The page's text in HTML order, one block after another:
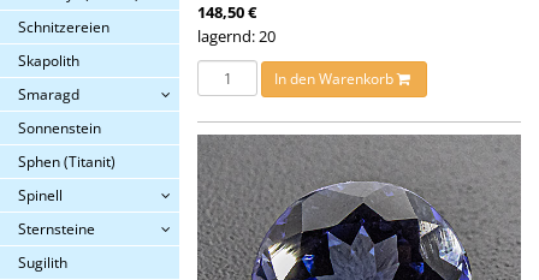
Schnitzereien
Skapolith
Smaragd
Sonnenstein
Sphen (Titanit)
Spinell
Sternsteine
Sugilith
148,50 €
lagernd: 20
In den Warenkorb